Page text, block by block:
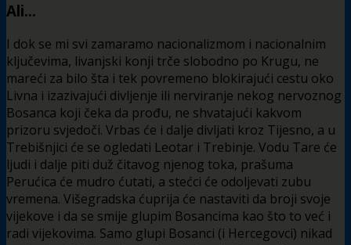
Ali…
I dok se mi svi zamaramo nacionalizmom i nacionalnim
ključevima, livanjski konji trče slobodno po Krugu, ne
mareći za bilo šta i tek povremeno blokirajući cestu oko
Livna i izazivajući divljenje ili nerviranje nekog nervoznog
Bosanca koji čeka da prođu, ne shvatajući kakvom
prizoru svjedoči. Vrbas će i dalje divljati kroz Tijesno, a u
Trebišnjici će se ogledati Leotar i Trebinje. Vodu Tare će
ljudi i dalje piti duž čitavog njenog toka, prašuma
Perućica će mudro ćutati, a stećci će odoljevati zubu
vremena. Višegradska ćuprija će nastaviti da broji svoje
vijekove i da se smije glupim Bosancima kao što to već i
radi vijekovima. Samo glupi Bosanci (i Hercegovci) nikad